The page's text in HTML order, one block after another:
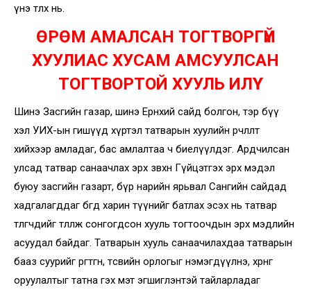
үнэ төлөх нь.
ӨРӨМ АМАЛСАН ТОГТВОРГҮЙ
ХУУЛИАС ХУСАМ АМСУУЛСАН
ТОГТВОРТОЙ ХУУЛЬ ИЛҮҮ
Шинэ Засгийн газар, шинэ Ерөнхий сайд болгон, тэр бүү
хэл УИХ-ын гишүүд хүртэл татварын хуулийн өөрчлөлт
хийхээр амладаг, бас амлалтаа ч биелүүлдэг. Ардчилсан
улсад татвар санаачлах эрх зөвхөн Гүйцэтгэх эрх мэдэл
буюу засгийн газарт, бүр нарийн ярьвал Сангийн сайдад
хадгалагддаг бөгөөд харин түүнийг батлах эсэх нь татвар
төлөгчдийг төлөөлж сонгогдсон хууль тогтоочдын эрх мэдлийн
асуудал байдаг. Татварын хууль санаачилахдаа татварын
бааз суурийг өргөтгөнө, төсвийн орлогыг нэмэгдүүлнэ, хөрөнгө
оруулалтыг татна гэх мэт эгшиглэнтэй тайларладаг